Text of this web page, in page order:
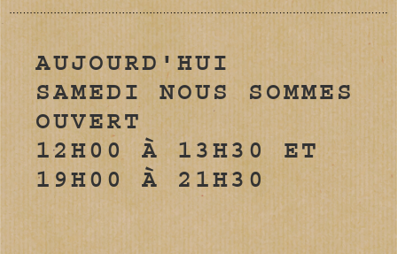
AUJOURD'HUI
SAMEDI NOUS SOMMES
OUVERT
12H00 À 13H30 ET
19H00 À 21H30